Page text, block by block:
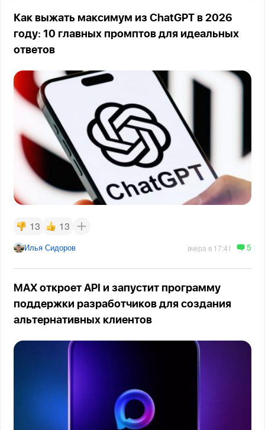
Как выжать максимум из ChatGPT в 2026
году: 10 главных промптов для идеальных
ответов
13 13
Илья Сидоров вчера в 17:41 5
MAX откроет API и запустит программу
поддержки разработчиков для создания
альтернативных клиентов